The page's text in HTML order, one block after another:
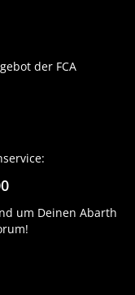
der FCA
um Deinen Abarth